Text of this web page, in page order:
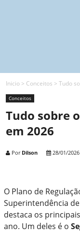
Inicio > Conceitos > Tudo
Conceitos
Tudo sobre
em 2026
Por Dilson 28/01/2026
O Plano de
Superintendência
destaca os
ano. Um deles é o